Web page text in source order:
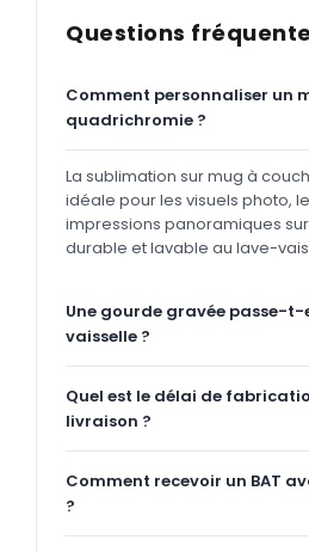
Questions
Comment personnaliser un
quadrichromie ?
La sublimation sur mug à
idéale pour les visuels photo,
impressions panoramiques sur
durable et lavable au lave-
Une gourde gravée passe-
vaisselle ?
Quel est le délai de
livraison ?
Comment recevoir un BAT
?